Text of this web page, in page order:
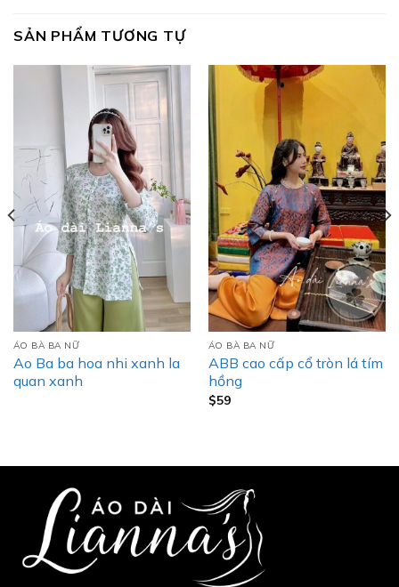
SẢN PHẨM TƯƠNG TỰ
ÁO BÀ BA NỮ
Ao Ba ba hoa nhi xanh la
quan xanh
ÁO BÀ BA NỮ
ABB cao cấp cổ tròn lá tím
hồng
$59